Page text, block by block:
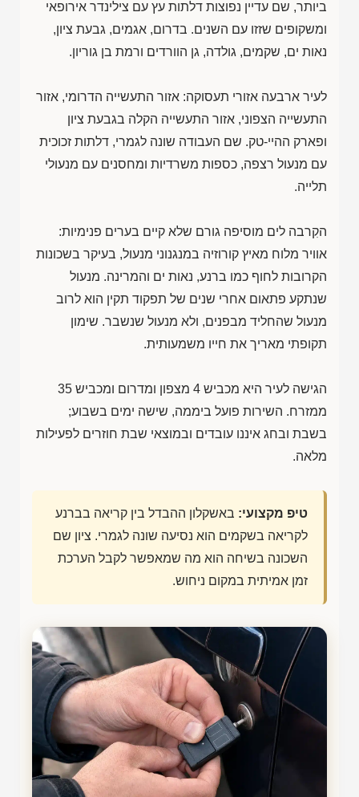
ביותר, שם עדיין נפוצות דלתות עץ עם צילינדר אירופאי
ומשקופים שזזו עם השנים. בדרום, אגמים, גבעת ציון,
נאות ים, שקמים, גולדה, גן הוורדים ורמת בן גוריון.
לעיר ארבעה אזורי תעסוקה: אזור התעשייה הדרומי, אזור
התעשייה הצפוני, אזור התעשייה הקלה בגבעת ציון
ופארק ההיי-טק. שם העבודה שונה לגמרי, דלתות זכוכית
עם מנעול רצפה, כספות משרדיות ומחסנים עם מנעולי
תלייה.
הקִרבה לים מוסיפה גורם שלא קיים בערים פנימיות:
אוויר מלוח מאיץ קורוזיה במנגנוני מנעול, בעיקר בשכונות
הקרובות לחוף כמו ברנע, נאות ים והמרינה. מנעול
שנתקע פתאום אחרי שנים של תפקוד תקין הוא לרוב
מנעול שהחליד מבפנים, ולא מנעול שנשבר. שימון
תקופתי מאריך את חייו משמעותית.
הגישה לעיר היא מכביש 4 מצפון ומדרום ומכביש 35
ממזרח. השירות פועל ביממה, שישה ימים בשבוע;
בשבת ובחג איננו עובדים ובמוצאי שבת חוזרים לפעילות
מלאה.
טיפ מקצועי: באשקלון ההבדל בין קריאה בברנע
לקריאה בשקמים הוא נסיעה שונה לגמרי. ציון שם
השכונה בשיחה הוא מה שמאפשר לקבל הערכת
זמן אמיתית במקום ניחוש.